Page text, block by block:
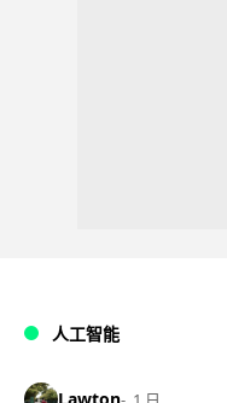
人工智能